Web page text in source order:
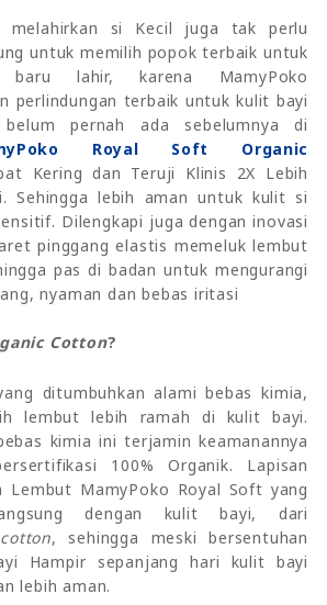
melahirkan si Kecil juga tak perlu
untuk memilih popok terbaik untuk
lahir, karena MamyPoko
perlindungan terbaik untuk kulit bayi
pernah ada sebelumnya di
Royal Soft Organic
Kering dan Teruji Klinis 2X Lebih
Sehingga lebih aman untuk kulit si
Dilengkapi juga dengan inovasi
pinggang elastis memeluk lembut
pas di badan untuk mengurangi
nyaman dan bebas iritasi
Cotton?
ditumbuhkan alami bebas kimia,
lembut lebih ramah di kulit bayi.
kimia ini terjamin keamanannya
100% Organik. Lapisan
Lembut MamyPoko Royal Soft yang
dengan kulit bayi, dari
, sehingga meski bersentuhan
Hampir sepanjang hari kulit bayi
lebih aman.